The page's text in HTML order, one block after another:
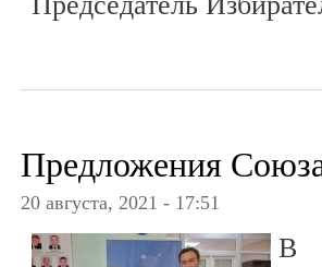
Предложения
20 августа, 2021 - 17:51
В